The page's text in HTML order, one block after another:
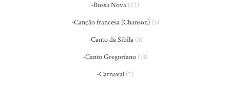
-Bossa Nova (22)
-Canção francesa (Chanson)(5)
-Canto da Sibila(3)
-Canto Gregoriano (13)
-Carnaval (7)